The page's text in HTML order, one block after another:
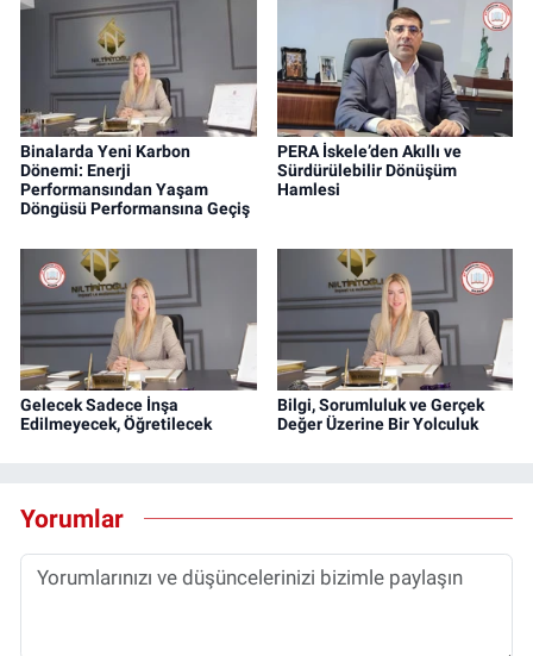
Binalarda Yeni Karbon
Dönemi: Enerji
Performansından Yaşam
Döngüsü Performansına Geçiş
PERA İskele’den Akıllı ve
Sürdürülebilir Dönüşüm
Hamlesi
Gelecek Sadece İnşa
Edilmeyecek, Öğretilecek
Bilgi, Sorumluluk ve Gerçek
Değer Üzerine Bir Yolculuk
Yorumlar